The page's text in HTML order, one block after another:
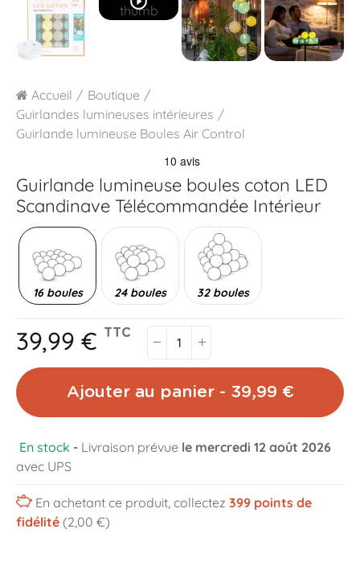
Accueil
Boutique
Guirlandes lumineuses intérieures
Guirlande lumineuse Boules Air Control
Guirlande lumineuse boules coton LED
Scandinave Télécommandée Intérieur
16 boules 24 boules 32 boules
39,99 € TTC
Ajouter au panier - 39,99 €
En stock - Livraison prévue le mercredi 12 août 2026
avec UPS
En achetant ce produit, collectez 399points de
fidélité (2,00 €)